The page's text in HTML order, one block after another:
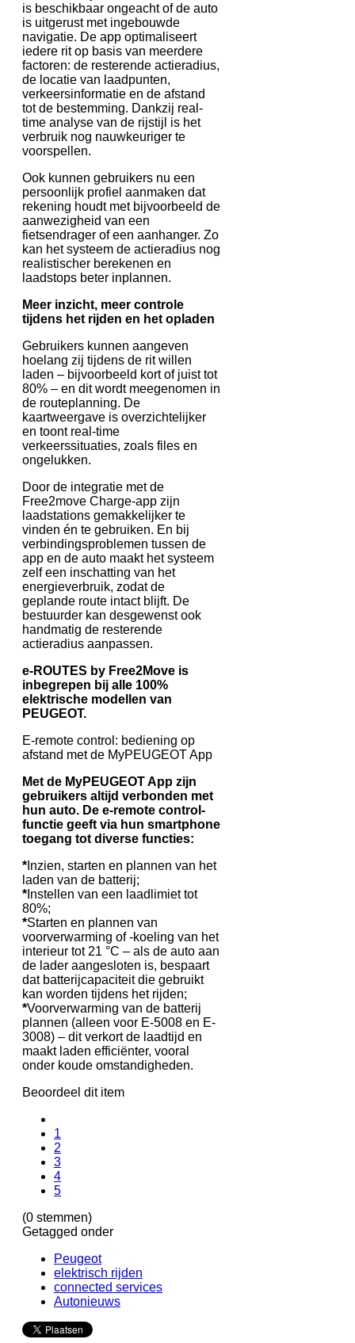
is beschikbaar ongeacht of de auto
is uitgerust met ingebouwde
navigatie. De app optimaliseert
iedere rit op basis van meerdere
factoren: de resterende actieradius,
de locatie van laadpunten,
verkeersinformatie en de afstand
tot de bestemming. Dankzij real-
time analyse van de rijstijl is het
verbruik nog nauwkeuriger te
voorspellen.
Ook kunnen gebruikers nu een
persoonlijk profiel aanmaken dat
rekening houdt met bijvoorbeeld de
aanwezigheid van een
fietsendrager of een aanhanger. Zo
kan het systeem de actieradius nog
realistischer berekenen en
laadstops beter inplannen.
Meer inzicht, meer controle
tijdens het rijden en het opladen
Gebruikers kunnen aangeven
hoelang zij tijdens de rit willen
laden – bijvoorbeeld kort of juist tot
80% – en dit wordt meegenomen in
de routeplanning. De
kaartweergave is overzichtelijker
en toont real-time
verkeerssituaties, zoals files en
ongelukken.
Door de integratie met de
Free2move Charge-app zijn
laadstations gemakkelijker te
vinden én te gebruiken. En bij
verbindingsproblemen tussen de
app en de auto maakt het systeem
zelf een inschatting van het
energieverbruik, zodat de
geplande route intact blijft. De
bestuurder kan desgewenst ook
handmatig de resterende
actieradius aanpassen.
e-ROUTES by Free2Move is
inbegrepen bij alle 100%
elektrische modellen van
PEUGEOT.
E-remote control: bediening op
afstand met de MyPEUGEOT App
Met de MyPEUGEOT App zijn
gebruikers altijd verbonden met
hun auto. De e-remote control-
functie geeft via hun smartphone
toegang tot diverse functies:
* Inzien, starten en plannen van het
laden van de batterij;
* Instellen van een laadlimiet tot
80%;
*Starten en plannen van
voorverwarming of -koeling van het
interieur tot 21 °C – als de auto aan
de lader aangesloten is, bespaart
dat batterijcapaciteit die gebruikt
kan worden tijdens het rijden;
*Voorverwarming van de batterij
plannen (alleen voor E-5008 en E-
3008) – dit verkort de laadtijd en
maakt laden efficiënter, vooral
onder koude omstandigheden.
Beoordeel dit item
1
2
3
4
5
(0 stemmen)
Getagged onder
Peugeot
elektrisch rijden
connected services
Autonieuws